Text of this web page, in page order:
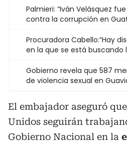
Palmieri: “Iván Velásquez
contra la corrupción en
Procuradora Cabello:“Hay
en la que se está buscando
Gobierno revela que 587
de violencia sexual en
El embajador aseguró
Unidos seguirán
Gobierno Nacional en la